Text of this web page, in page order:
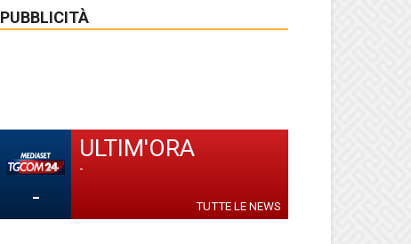
PUBBLICITÀ
-
ULTIM'ORA
-
TUTTE LE NEWS